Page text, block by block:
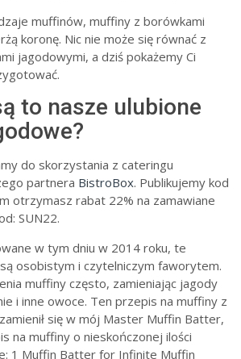
muffinów, muffiny z borówkami
koronę. Nic nie może się równać z
jagodowymi, a dziś pokażemy Ci
to nasze ulubione
do skorzystania z cateringu
partnera BistroBox. Publikujemy kod
otrzymasz rabat 22% na zamawiane
SUN22.
w tym dniu w 2014 roku, te
osobistym i czytelniczym faworytem.
muffiny często, zamieniając jagody
i inne owoce. Ten przepis na muffiny z
się w mój Master Muffin Batter,
na muffiny o nieskończonej ilości
1 Muffin Batter for Infinite Muffin